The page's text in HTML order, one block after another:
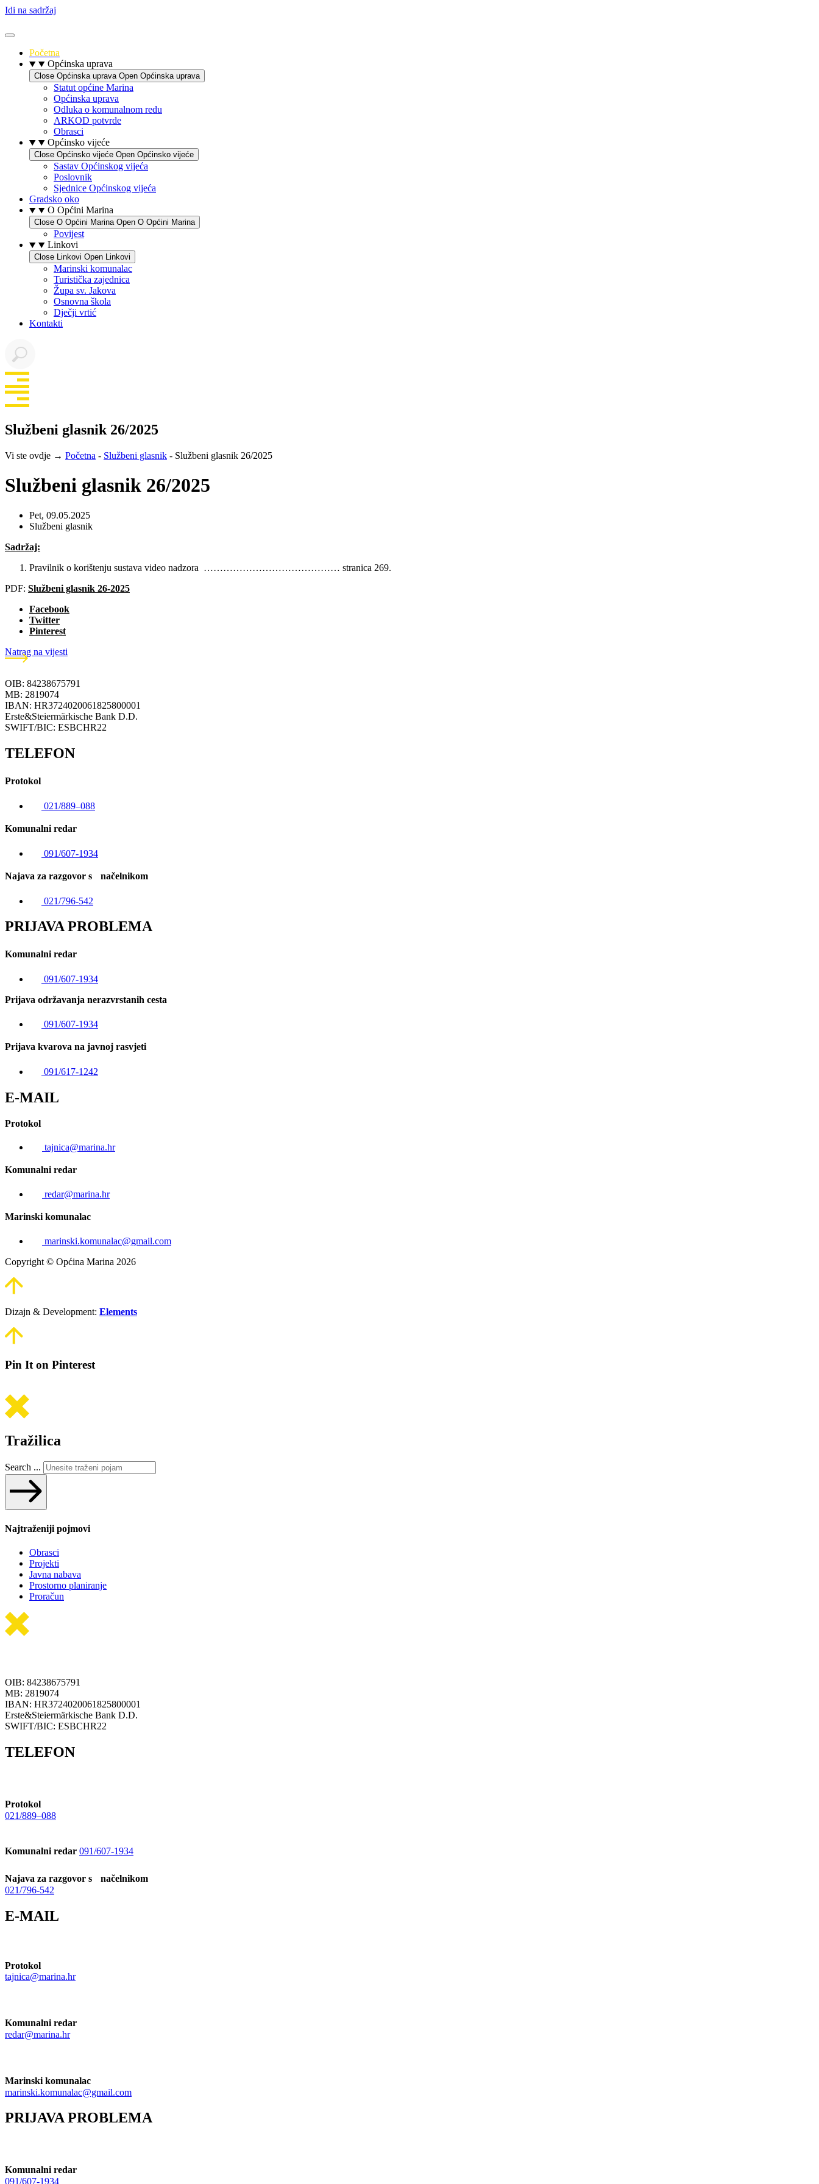
Idi na sadržaj
Početna
Općinska uprava
Close Općinska uprava Open Općinska uprava
Statut općine Marina
Općinska uprava
Odluka o komunalnom redu
ARKOD potvrde
Obrasci
Općinsko vijeće
Close Općinsko vijeće Open Općinsko vijeće
Sastav Općinskog vijeća
Poslovnik
Sjednice Općinskog vijeća
Gradsko oko
O Općini Marina
Close O Općini Marina Open O Općini Marina
Povijest
Linkovi
Close Linkovi Open Linkovi
Marinski komunalac
Turistička zajednica
Župa sv. Jakova
Osnovna škola
Dječji vrtić
Kontakti
Službeni glasnik 26/2025
Vi ste ovdje → Početna - Službeni glasnik - Službeni glasnik 26/2025
Službeni glasnik 26/2025
Pet, 09.05.2025
Službeni glasnik
Sadržaj:
Pravilnik o korištenju sustava video nadzora …………………………………… stranica 269.
PDF: Službeni glasnik 26-2025
Facebook
Twitter
Pinterest
Natrag na vijesti
OIB: 84238675791
MB: 2819074
IBAN: HR3724020061825800001
Erste&Steiermärkische Bank D.D.
SWIFT/BIC: ESBCHR22
TELEFON
Protokol
021/889–088
Komunalni redar
091/607-1934
Najava za razgovor s načelnikom
021/796-542
PRIJAVA PROBLEMA
Komunalni redar
091/607-1934
Prijava održavanja nerazvrstanih cesta
091/607-1934
Prijava kvarova na javnoj rasvjeti
091/617-1242
E-MAIL
Protokol
tajnica@marina.hr
Komunalni redar
redar@marina.hr
Marinski komunalac
marinski.komunalac@gmail.com
Copyright © Općina Marina 2026
Dizajn & Development: Elements
Pin It on Pinterest
Tražilica
Search ...
Najtraženiji pojmovi
Obrasci
Projekti
Javna nabava
Prostorno planiranje
Proračun
OIB: 84238675791
MB: 2819074
IBAN: HR3724020061825800001
Erste&Steiermärkische Bank D.D.
SWIFT/BIC: ESBCHR22
TELEFON
Protokol
021/889–088
Komunalni redar 091/607-1934
Najava za razgovor s načelnikom
021/796-542
E-MAIL
Protokol
tajnica@marina.hr
Komunalni redar
redar@marina.hr
Marinski komunalac
marinski.komunalac@gmail.com
PRIJAVA PROBLEMA
Komunalni redar
091/607-1934